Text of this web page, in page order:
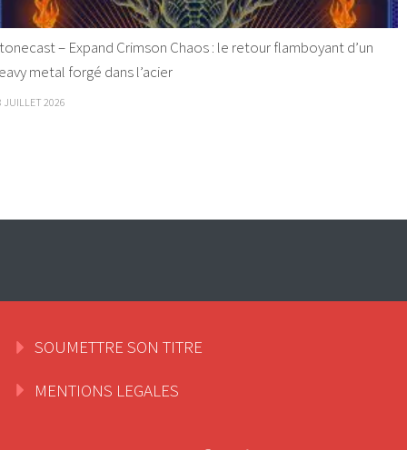
– Expand Crimson Chaos : le retour flamboyant d’un
metal forgé dans l’acier
JUILLET 2026
SOUMETTRE SON TITRE
MENTIONS LEGALES